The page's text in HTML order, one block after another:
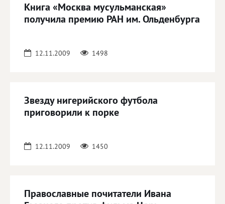
Книга «Москва мусульманская»
получила премию РАН им. Ольденбурга
12.11.2009 1498
Звезду нигерийского футбола
приговорили к порке
12.11.2009 1450
Православные почитатели Ивана